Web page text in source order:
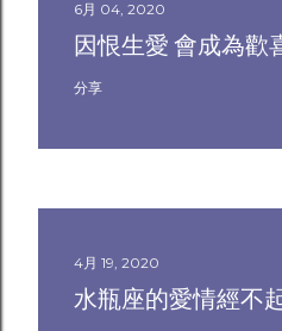
6月 04, 2020
因恨生愛 會成為歡
分享
4月 19, 2020
水瓶座的愛情經不